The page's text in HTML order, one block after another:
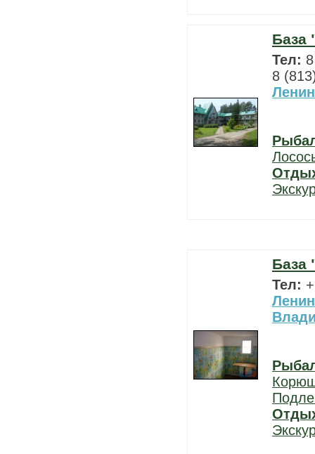
База
Тел:
8
База
Тел: